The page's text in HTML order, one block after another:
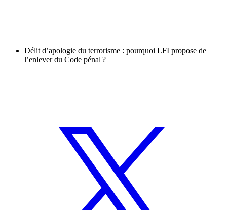
Délit d’apologie du terrorisme : pourquoi LFI propose de
l’enlever du Code pénal ?